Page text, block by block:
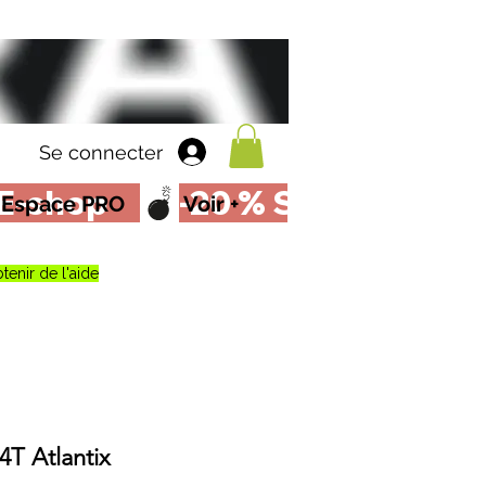
Se connecter
Espace PRO Voir +
de l'aide
Atlantix